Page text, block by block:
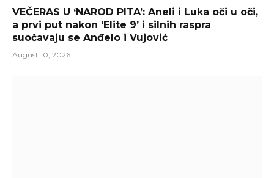
VEČERAS U ‘NAROD PITA’: Aneli i Luka oči u oči,
a prvi put nakon ‘Elite 9’ i silnih raspra
suočavaju se Anđelo i Vujović
August 10, 2026